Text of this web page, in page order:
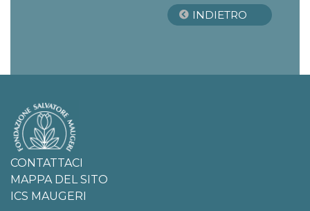
INDIETRO
CONTATTACI
MAPPA DEL SITO
ICS MAUGERI